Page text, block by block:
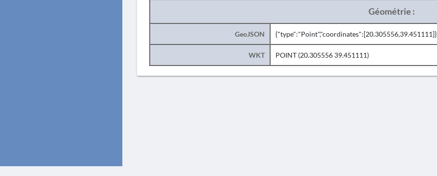
Géométrie :
GeoJSON {"type":"Point","coordinates":[20.305556,39.451111]}
WKT POINT (20.305556 39.451111)